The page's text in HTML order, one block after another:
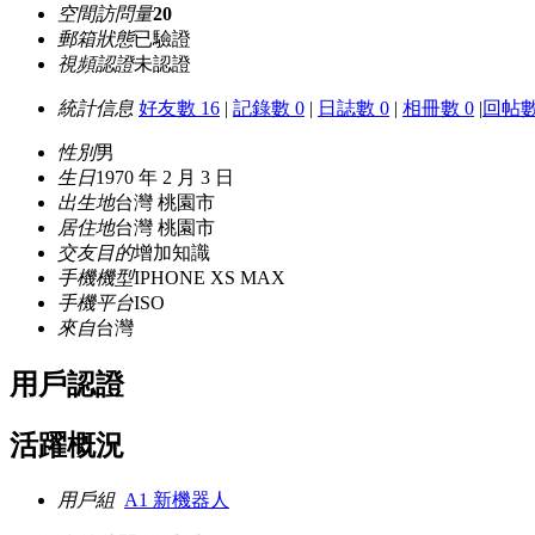
空間訪問量20
郵箱狀態已驗證
視頻認證未認證
統計信息 好友數 16 | 記錄數 0 | 日誌數 0 | 相冊數 0 |回帖
性別男
生日1970 年 2 月 3 日
出生地台灣 桃園市
居住地台灣 桃園市
交友目的增加知識
手機機型IPHONE XS MAX
手機平台ISO
來自台灣
用戶認證
活躍概況
用戶組 A1 新機器人